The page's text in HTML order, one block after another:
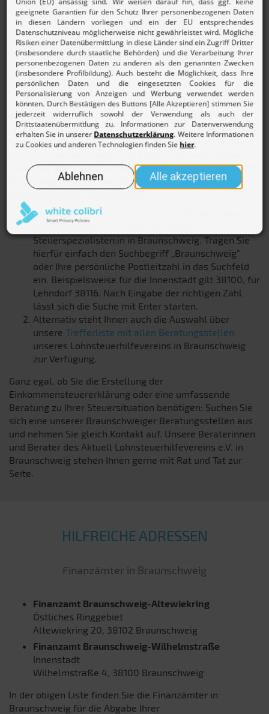
BERATUNGSSTELLE SUCHEN
So finden Sie eine passende Lohnsteuerhilfe-
Beratungsstelle in Braunschweig:
Für das Stadtgebiet Braunschweig und Umgebung stehen
Ihnen über unseren
Lohnsteuerhilfevereineine Vielzahl
an Beratungsstellen zur Verfügung. Egal ob Sie in
Wenden, Ölper, Lehndorf oder in der Innenstadt wohnen,
Damit Sie Ihre:n persönliche:n Ansprechpartner:in für Ihre
Steuerangelegenheiten schnell finden, bieten wir Ihnen
Über die Beratungsstellensuche
finden Sie schnell und einfach eine:n
Steuerspezialisten:in in Braunschweig. Tragen Sie
hierfür einfach den Suchbegriff „Braunschweig“
oder Ihre persönliche Postleitzahl in das Suchfeld
ein. Beispielsweise für die Innenstadt gilt 38100, für
Lehndorf 38116. Nach Eingabe der richtigen Zahl
lässt sich die Suche mit Enter starten.
Alternativ steht Ihnen auch die Auswahl über
unsere Trefferliste mit allen Beratungsstellen
unseres Lohnsteuerhilfevereins in Braunschweig
zur Verfügung.
Ganz egal, ob Sie die Erstellung der
Einkommensteuererklärung oder eine umfassende
Beratung zu Ihrer Steuersituation benötigen: Suchen Sie
sich eine unserer Braunschweiger Beratungsstellen aus
und nehmen Sie gleich Kontakt auf. Unsere Beraterinnen
und Berater des Aktuell Lohnsteuerhilfevereins e.V. in
Braunschweig stehen Ihnen gerne mit Rat und Tat zur
Seite.
HILFREICHE ADRESSEN
Finanzämter in Braunschweig
Finanzamt Braunschweig-Altewiekring
Östliches Ringgebiet
Altewiekring 20, 38102 Braunschweig
Finanzamt Braunschweig-Wilhelmstraße
Innenstadt
Wilhelmstraße 4, 38100 Braunschweig
In der obigen Liste finden Sie die Finanzämter in
Braunschweig für die Abgabe Ihrer